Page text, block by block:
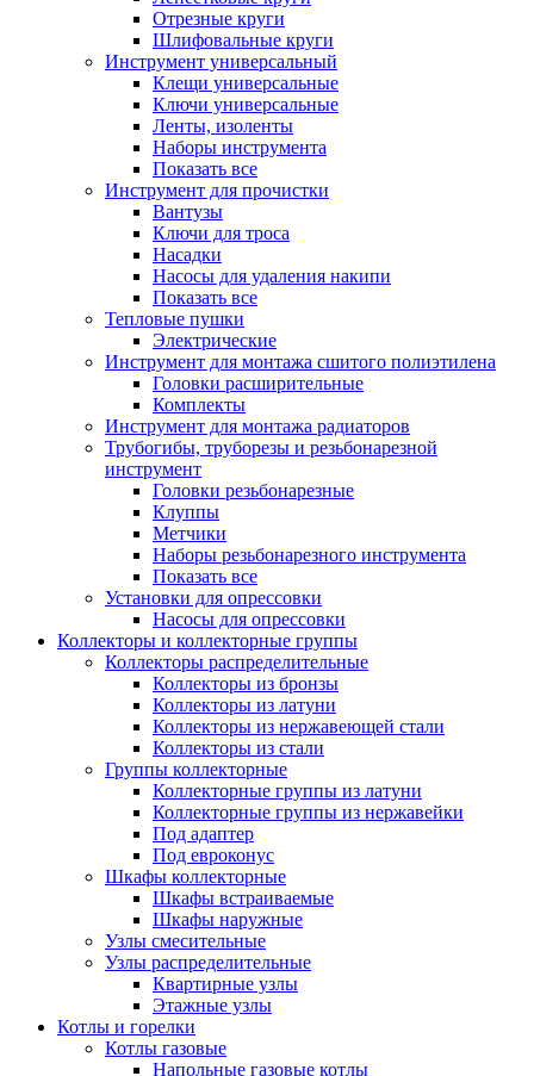
Отрезные круги
Шлифовальные круги
Инструмент универсальный
Клещи универсальные
Ключи универсальные
Ленты, изоленты
Наборы инструмента
Показать все
Инструмент для прочистки
Вантузы
Ключи для троса
Насадки
Насосы для удаления накипи
Показать все
Тепловые пушки
Электрические
Инструмент для монтажа сшитого полиэтилена
Головки расширительные
Комплекты
Инструмент для монтажа радиаторов
Трубогибы, труборезы и резьбонарезной
инструмент
Головки резьбонарезные
Клуппы
Метчики
Наборы резьбонарезного инструмента
Показать все
Установки для опрессовки
Насосы для опрессовки
Коллекторы и коллекторные группы
Коллекторы распределительные
Коллекторы из бронзы
Коллекторы из латуни
Коллекторы из нержавеющей стали
Коллекторы из стали
Группы коллекторные
Коллекторные группы из латуни
Коллекторные группы из нержавейки
Под адаптер
Под евроконус
Шкафы коллекторные
Шкафы встраиваемые
Шкафы наружные
Узлы смесительные
Узлы распределительные
Квартирные узлы
Этажные узлы
Котлы и горелки
Котлы газовые
Напольные газовые котлы